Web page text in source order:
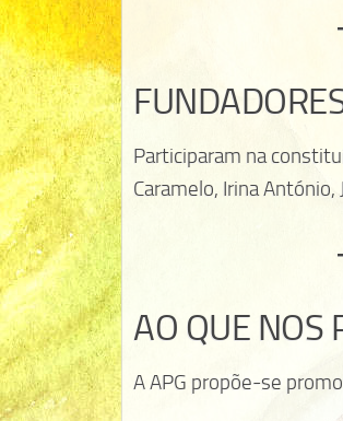
Participaram na
Caramelo, Irina António,
AO QUE NOS
A APG propõe-se